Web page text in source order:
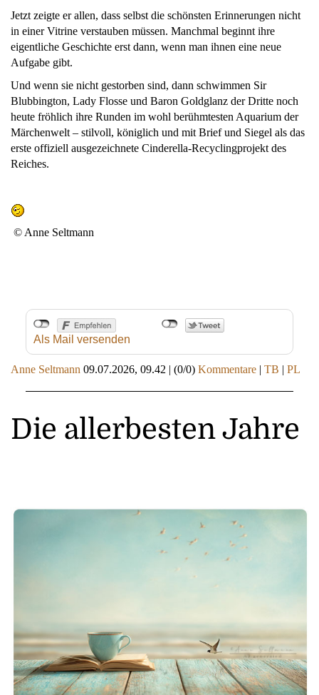
Jetzt zeigte er allen, dass selbst die schönsten Erinnerungen nicht
in einer Vitrine verstauben müssen. Manchmal beginnt ihre
eigentliche Geschichte erst dann, wenn man ihnen eine neue
Aufgabe gibt.
Und wenn sie nicht gestorben sind, dann schwimmen Sir
Blubbington, Lady Flosse und Baron Goldglanz der Dritte noch
heute fröhlich ihre Runden im wohl berühmtesten Aquarium der
Märchenwelt – stilvoll, königlich und mit Brief und Siegel als das
erste offiziell ausgezeichnete Cinderella-Recyclingprojekt des
Reiches.
© Anne Seltmann
Als Mail versenden
Anne Seltmann 09.07.2026, 09.42 | (0/0) Kommentare | TB | PL
Die allerbesten Jahre